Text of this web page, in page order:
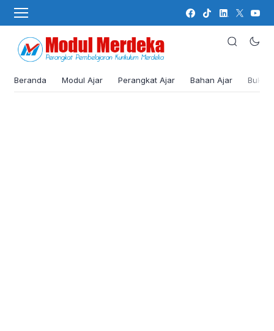
Beranda Modul Ajar Perangkat Ajar Bahan Ajar Buku